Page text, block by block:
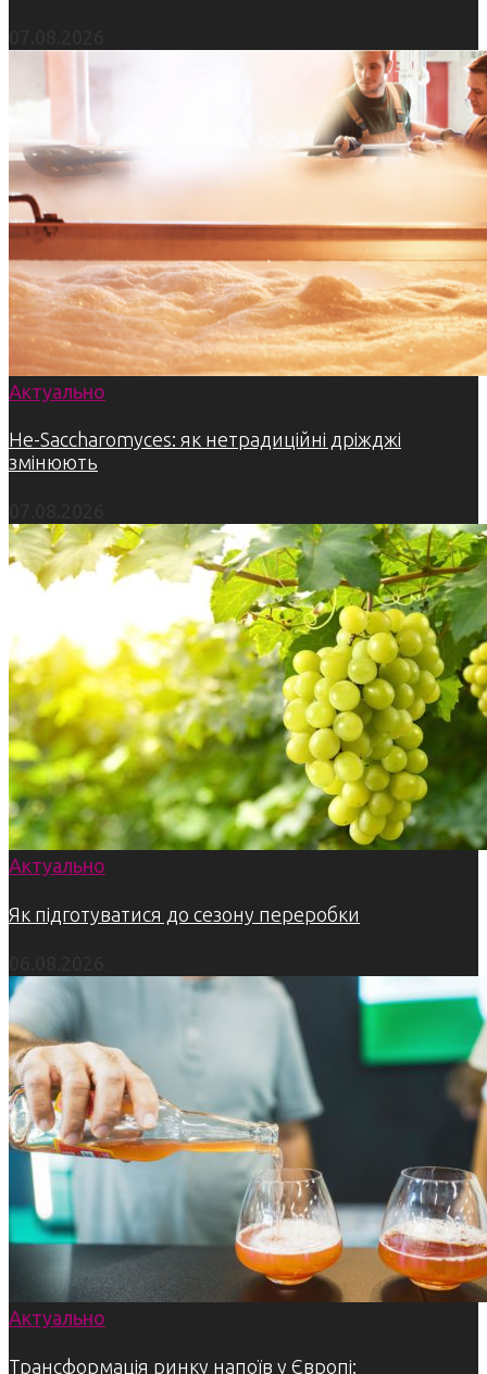
Актуально
Не-Saccharomyces: як нетрадиційні дріжджі
змінюють
Актуально
Як підготуватися до сезону переробки
Актуально
Трансформація ринку напоїв у Європі: